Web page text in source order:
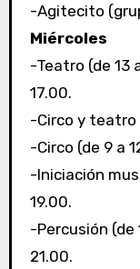
-Agitecito
Miércoles
-Teatro (de 13
17.00.
-Circo y teatro
-Circo (de 9 a
-Iniciación
19.00.
-Percusión (de
21.00.